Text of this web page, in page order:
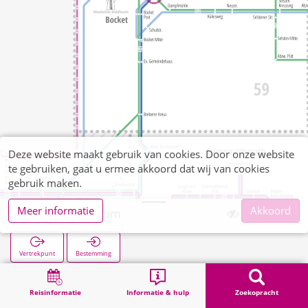
Reisinformatie Informatie & hulp Zoekopracht
Einkaufszentrum
Vertrekpunt Bestemming
Zoekopracht
Deze website maakt gebruik van cookies. Door onze website
te gebruiken, gaat u ermee akkoord dat wij van cookies
gebruik maken.
Meer informatie
Akkoord